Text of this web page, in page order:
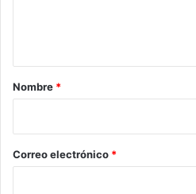
r
*
Nombre *
Correo electrónico *